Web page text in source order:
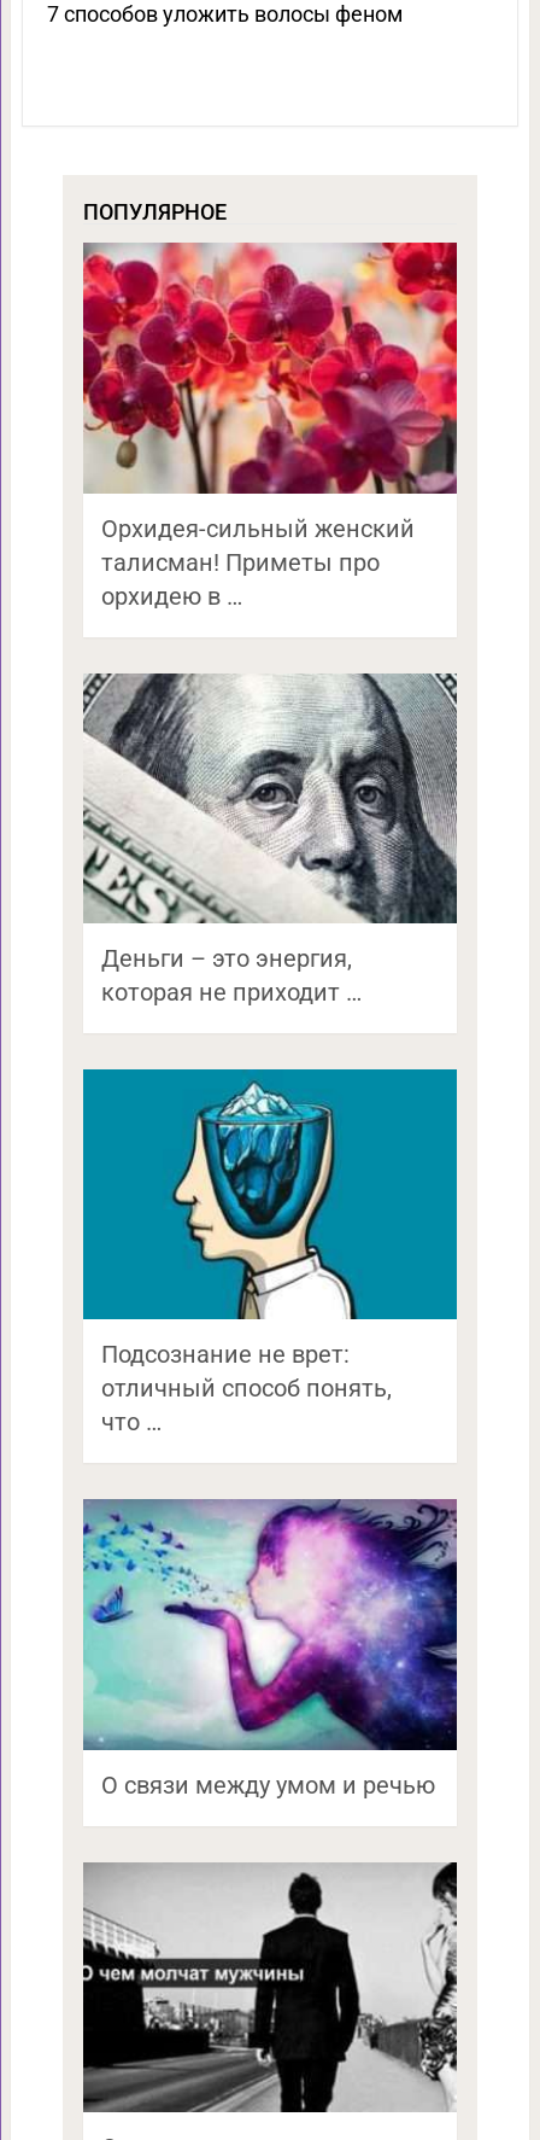
7 способов уложить волосы феном
ПОПУЛЯРНОЕ
Орхидея-сильный женский
талисман! Приметы про
орхидею в …
Деньги – это энергия,
которая не приходит …
Подсознание не врет:
отличный способ понять,
что …
О связи между умом и речью